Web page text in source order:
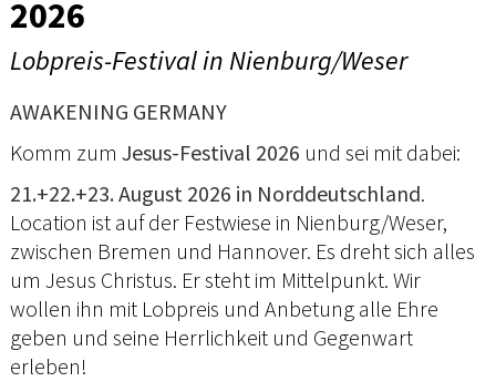
2026
Lobpreis-Festival in Nienburg/Weser
AWAKENING GERMANY
Komm zum Jesus-Festival 2026 und sei mit dabei:
21.+22.+23. August 2026 in Norddeutschland.
Location ist auf der Festwiese in Nienburg/Weser,
zwischen Bremen und Hannover. Es dreht sich alles
um Jesus Christus. Er steht im Mittelpunkt. Wir
wollen ihn mit Lobpreis und Anbetung alle Ehre
geben und seine Herrlichkeit und Gegenwart
erleben!